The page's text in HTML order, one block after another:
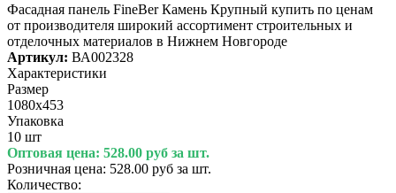
Фасадная панель FineBer Камень Крупный купить по ценам
от производителя широкий ассортимент строительных и
отделочных материалов в Нижнем Новгороде
Артикул: ВА002328
Характеристики
Размер
1080х453
Упаковка
10 шт
Оптовая цена: 528.00 руб за шт.
Розничная цена: 528.00 руб за шт.
Количество: